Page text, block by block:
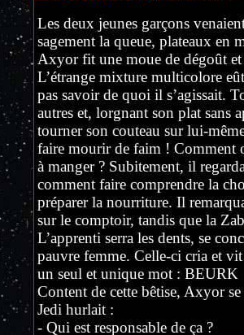
Les deux jeunes garçons
sagement la queue, plateaux en
Axyor fit une moue de dégoût et
L’étrange mixture multicolore
pas savoir de quoi il s’agissait.
autres et, lorgnant son plat sans
tourner son couteau sur lui-
faire mourir de faim ! Comment
à manger ? Subitement, il
comment faire comprendre la
préparer la nourriture. Il
sur le comptoir, tandis que la
L’apprenti serra les dents, se
pauvre femme. Celle-ci cria et vit
un seul et unique mot : BEURK
Content de cette bêtise, Axyor
Jedi hurlait :
- Qui est responsable de ça ?